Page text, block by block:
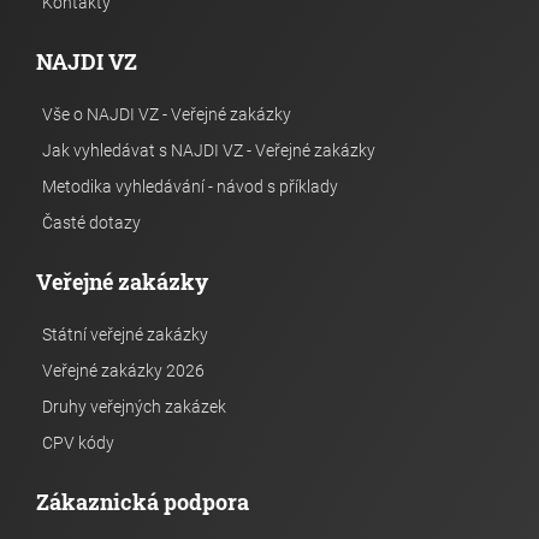
NAJDI VZ
Vše o NAJDI VZ - Veřejné zakázky
Jak vyhledávat s NAJDI VZ - Veřejné zakázky
Metodika vyhledávání - návod s příklady
Časté dotazy
Veřejné zakázky
Státní veřejné zakázky
Veřejné zakázky 2026
Druhy veřejných zakázek
CPV kódy
Zákaznická podpora